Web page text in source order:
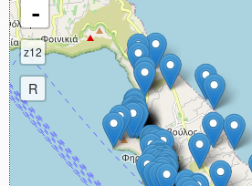
-
z12
R